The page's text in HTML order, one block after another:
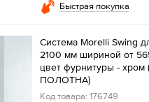
Быстрая покупка
Система Morelli Swing
2100 мм шириной от
цвет фурнитуры - хром
ПОЛОТНА)
Код товара: 176749